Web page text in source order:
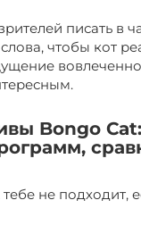
писать в
чтобы кот
Bongo
не подходит,